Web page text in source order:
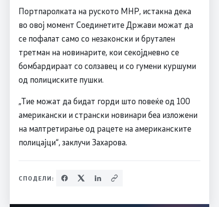
Портпаролката на руското МНР, истакна дека
во овој момент Соединетите Држави можат да
се пофалат само со незаконски и брутален
третман на новинарите, кои секојдневно се
бомбардираат со солзавец и со гумени куршуми
од полициските пушки.
„Тие можат да бидат горди што повеќе од 100
американски и странски новинари беа изложени
на малтретирање од рацете на американските
полицајци“, заклучи Захарова.
СПОДЕЛИ: